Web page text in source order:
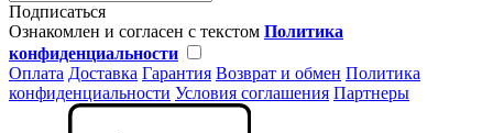
Подписаться
Ознакомлен и согласен с текстом Политика
конфиденциальности
Оплата Доставка Гарантия Возврат и обмен Политика
конфиденциальности Условия соглашения Партнеры